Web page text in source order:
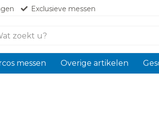
Exclusieve messen
messen Overige artikelen